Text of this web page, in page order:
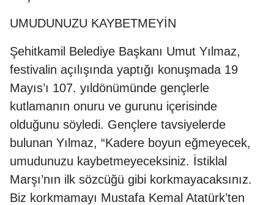
UMUDUNUZU KAYBETMEYİN
Şehitkamil Belediye Başkanı Umut Yılmaz,
festivalin açılışında yaptığı konuşmada 19
Mayıs’ı 107. yıldönümünde gençlerle
kutlamanın onuru ve gurunu içerisinde
olduğunu söyledi. Gençlere tavsiyelerde
bulunan Yılmaz, “Kadere boyun eğmeyecek,
umudunuzu kaybetmeyeceksiniz. İstiklal
Marşı’nın ilk sözcüğü gibi korkmayacaksınız.
Biz korkmamayı Mustafa Kemal Atatürk’ten